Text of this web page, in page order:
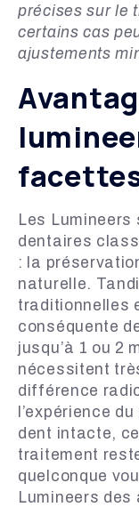
précises sur le
certains cas
ajustements
Les
dentaires
: la
naturelle.
traditionnelles
conséquente
jusqu’à 1 ou 2
nécessitent
différence
l’expérience
dent intacte,
traitement
quelconque
Lumineers